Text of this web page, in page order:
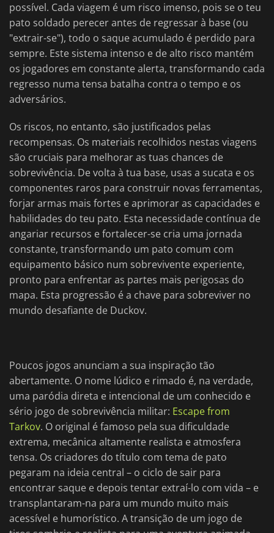
possível. Cada viagem é um risco imenso, pois se o teu
pato soldado perecer antes de regressar à base (ou
"extrair-se"), todo o saque acumulado é perdido para
sempre. Este sistema intenso e de alto risco mantém
os jogadores em constante alerta, transformando cada
regresso numa tensa batalha contra o tempo e os
adversários.
Os riscos, no entanto, são justificados pelas
recompensas. Os materiais recolhidos nestas viagens
são cruciais para melhorar as tuas chances de
sobrevivência. De volta à tua base, usas a sucata e os
componentes raros para construir novas ferramentas,
forjar armas mais fortes e aprimorar as capacidades e
habilidades do teu pato. Esta necessidade contínua de
angariar recursos e fortalecer-se cria uma jornada
constante, transformando um pato comum com
equipamento básico num sobrevivente experiente,
pronto para enfrentar as partes mais perigosas do
mapa. Esta progressão é a chave para sobreviver no
mundo desafiante de Duckov.
Poucos jogos anunciam a sua inspiração tão
abertamente. O nome lúdico e rimado é, na verdade,
uma paródia direta e intencional de um conhecido e
sério jogo de sobrevivência militar: Escape from
Tarkov. O original é famoso pela sua dificuldade
extrema, mecânica altamente realista e atmosfera
tensa. Os criadores do título com tema de pato
pegaram na ideia central – o ciclo de sair para
encontrar saque e depois tentar extraí-lo com vida – e
transplantaram-na para um mundo muito mais
acessível e humorístico. A transição de um jogo de